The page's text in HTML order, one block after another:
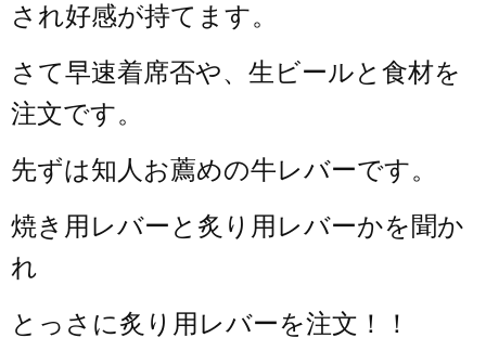
され好感が持てます。
さて早速着席否や、生ビールと食材を
注文です。
先ずは知人お薦めの牛レバーです。
焼き用レバーと炙り用レバーかを聞か
れ
とっさに炙り用レバーを注文！！